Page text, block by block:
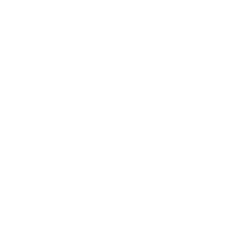
Å LØSE PROBLEMET DITT?